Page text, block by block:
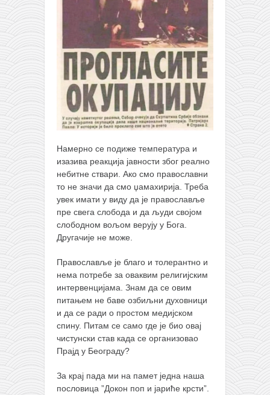
Намерно се подиже температура и
изазива реакција јавности због реално
небитне ствари. Ако смо православни
то не значи да смо џамахирија. Треба
увек имати у виду да је православље
пре свега слобода и да људи својом
слободном вољом верују у Бога.
Другачије не може.
Православље је благо и толерантно и
нема потребе за оваквим религијским
интервенцијама. Знам да се овим
питањем не баве озбиљни духовници
и да се ради о простом медијском
спину. Питам се само где је био овај
чистунски став када се организовао
Прајд у Београду?
За крај пада ми на памет једна наша
пословица ”Докон поп и јариће крсти”.